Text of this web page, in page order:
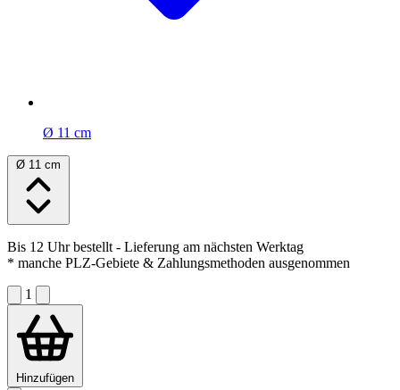
Ø 11 cm
Ø 11 cm
Bis 12 Uhr bestellt- Lieferung am nächsten Werktag
* manche PLZ-Gebiete & Zahlungsmethoden ausgenommen
1
Hinzufügen